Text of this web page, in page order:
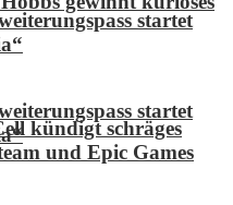
startet
kündigt schräges
und Epic Games
startet